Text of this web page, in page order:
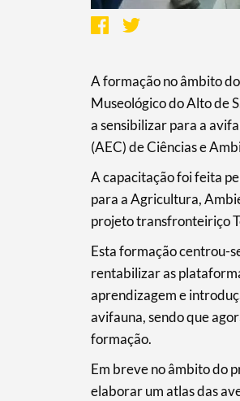
Termo
A formação no âmbito
Museológico do Alto de
a sensibilizar para a
(AEC) de Ciências e
A capacitação foi feita
para a Agricultura,
projeto transfronteiriço
Esta formação centrou-
rentabilizar as
aprendizagem e
avifauna, sendo que
formação.
Em breve no âmbito do
elaborar um atlas das